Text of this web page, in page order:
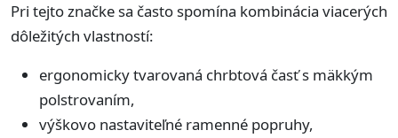
Pri tejto značke sa často spomína kombinácia viacerých
dôležitých vlastností:
ergonomicky tvarovaná chrbtová časť s mäkkým
polstrovaním,
výškovo nastaviteľné ramenné popruhy,